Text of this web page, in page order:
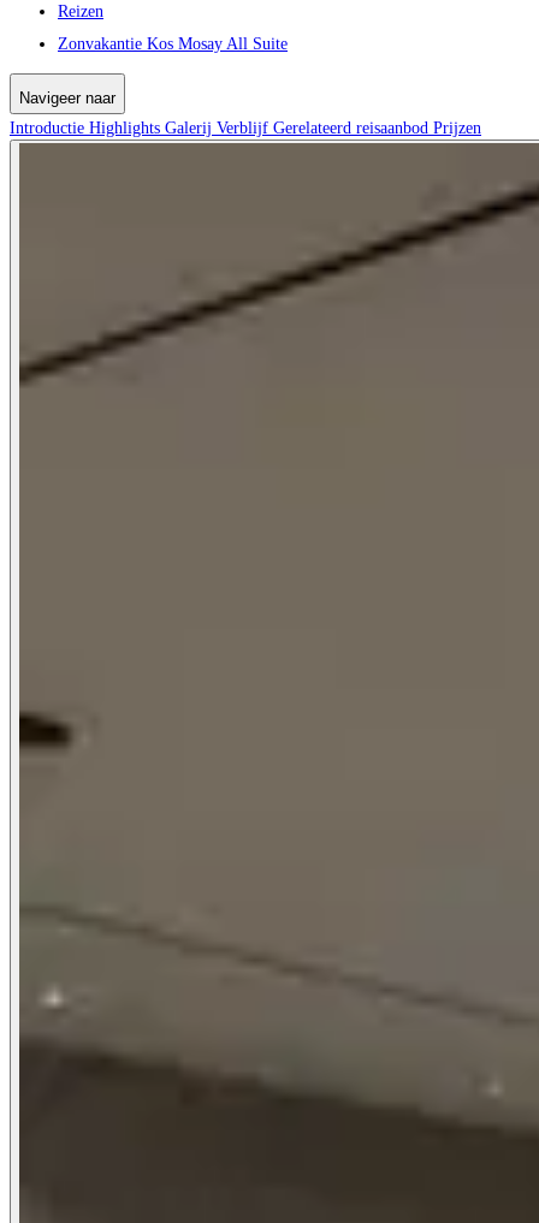
Reizen
Zonvakantie Kos Mosay All Suite
Navigeer naar
Introductie Highlights Galerij Verblijf Gerelateerd reisaanbod Prijzen